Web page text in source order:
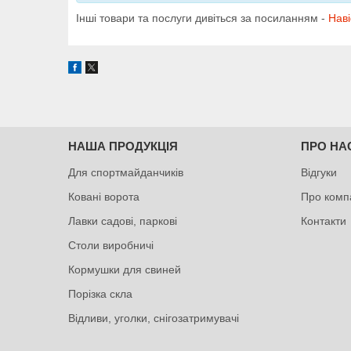
Інші товари та послуги дивіться за посиланням -
НАША ПРОДУКЦІЯ
Для спортмайданчиків
Ковані ворота
Лавки садові, паркові
Столи виробничі
Кормушки для свиней
Порізка скла
Відливи, уголки, снігозатримувачі
ПРО
Відгуки
Про
Контакти